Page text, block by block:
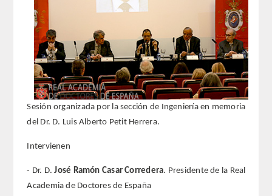
REGLAMENTO
FUNDACIÓN LIBERADE
ACADÉMICOS
SECCIONES
TEOLOGÍA
Sesión organizada por la sección de Ingeniería en memoria
del Dr. D. Luis Alberto Petit Herrera.
Intervienen
- Dr. D.José Ramón Casar Corredera. Presidente de la Real
Academia de Doctores de España